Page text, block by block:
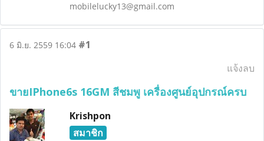
mobilelucky13@gmail.com
6 มิ.ย. 2559 16:04 #1
แจ้งลบ
ขายIPhone6s 16GM สีชมพู เครื่องศูนย์อุปกรณ์ครบ
Krishpon
สมาชิก